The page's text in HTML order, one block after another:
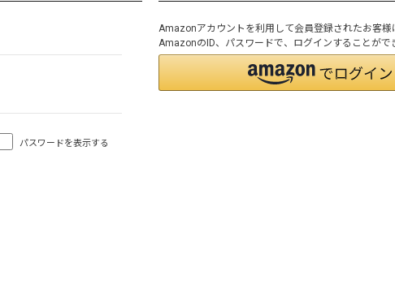
パスワードを表示する
Amazonアカウントを利用して会員登録されたお客様
AmazonのID、パスワードで、ログインすることがで